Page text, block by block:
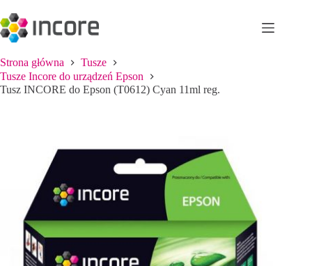
do
treści
Strona główna
Tusze
Tusze Incore do urządzeń Epson
Tusz INCORE do Epson (T0612) Cyan 11ml reg.